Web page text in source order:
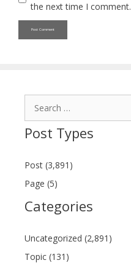
the next time I comment.
Post Types
Post (3,891)
Page (5)
Categories
Uncategorized (2,891)
Topic (131)